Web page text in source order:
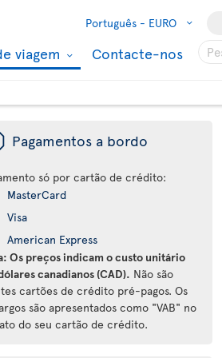
Português - EURO
viagem Contacte-nos
Pagamentos a bordo
só por cartão de crédito:
MasterCard
Visa
American Express
Os preços indicam o custo unitário
canadianos (CAD). Não são
cartões de crédito pré-pagos. Os
são apresentados como "VAB" no
do seu cartão de crédito.